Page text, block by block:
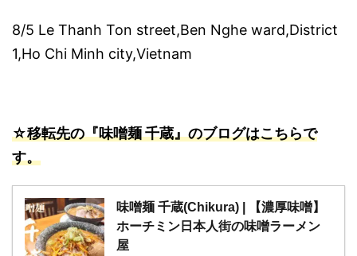
8/5 Le Thanh Ton street,Ben Nghe ward,District
1,Ho Chi Minh city,Vietnam
☆移転先の『味噌麺 千蔵』のブログはこちらで
す。
味噌麺 千蔵(Chikura) | 【濃厚味噌】
ホーチミン日本人街の味噌ラーメン
屋